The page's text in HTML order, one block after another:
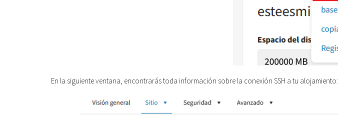
En la siguiente ventana, encontrarás toda información sobre la conexión SSH a tu alojamiento: